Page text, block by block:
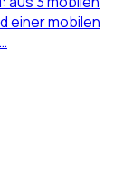
einer mobilen